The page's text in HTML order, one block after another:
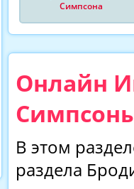
Симпсона
Онлайн
В этом
раздела